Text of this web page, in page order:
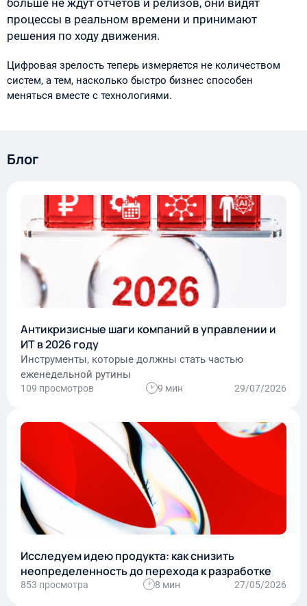
больше не ждут отчетов и релизов, они видят
процессы в реальном времени и принимают
решения по ходу движения.
Цифровая зрелость теперь измеряется не количеством
систем, а тем, насколько быстро бизнес способен
меняться вместе с технологиями.
Блог
Антикризисные шаги компаний в управлении и
ИТ в 2026 году
Инструменты, которые должны стать частью
еженедельной рутины
109 просмотров 9 мин 29/07/2026
Исследуем идею продукта: как снизить
неопределенность до перехода к разработке
853 просмотра 8 мин 27/05/2026